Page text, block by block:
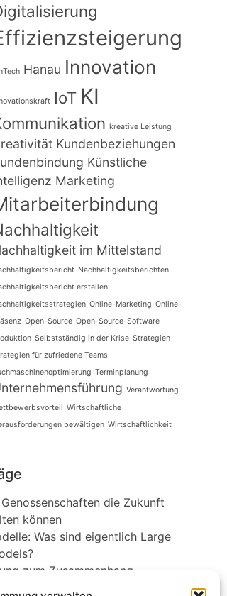
Hanau Innovation
IoT KI
kreative Leistung
Kundenbeziehungen
Künstliche
Marketing
im Mittelstand
Nachhaltigkeitsberichten
erstellen
Online-Marketing Online-
Open-Source Open-Source-Software
Selbstständig in der Krise Strategien
für zufriedene Teams
Terminplanung
Verantwortung
Wirtschaftliche
bewältigen Wirtschaftlichkeit
die Zukunft
können
Was sind eigentlich Large
zum Zusammenhang